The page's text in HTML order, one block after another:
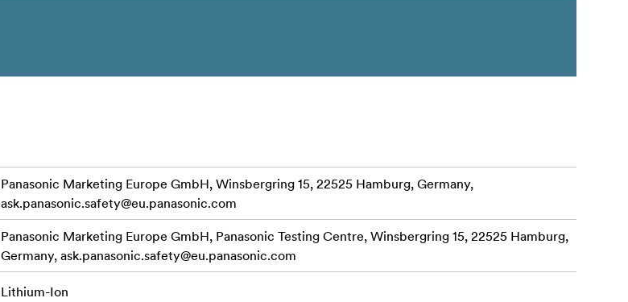
Panasonic Marketing Europe GmbH, Winsbergring 15, 22525 Hamburg, Germany,
ask.panasonic.safety@eu.panasonic.com
Panasonic Marketing Europe GmbH, Panasonic Testing Centre, Winsbergring 15, 22525 Hamburg,
Germany, ask.panasonic.safety@eu.panasonic.com
Lithium-Ion